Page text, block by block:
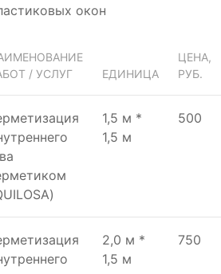
окон
/ УСЛУГ
ЕДИНИЦА
ЦЕНА,
РУБ.
1,5 м *
1,5 м
500
2,0 м *
1,5 м
750